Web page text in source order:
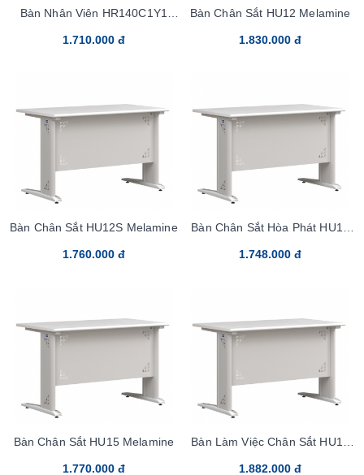
Bàn Nhân Viên HR140C1Y1
1.710.000 đ
Bàn Chân Sắt HU12 Melamine
1.830.000 đ
Bàn Chân Sắt HU12S Melamine
1.760.000 đ
Bàn Chân Sắt Hòa Phát HU14
1.748.000 đ
Bàn Chân Sắt HU15 Melamine
1.770.000 đ
Bàn Làm Việc Chân Sắt HU16
1.882.000 đ